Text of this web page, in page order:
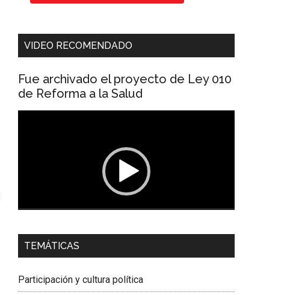
VIDEO RECOMENDADO
Fue archivado el proyecto de Ley 010
de Reforma a la Salud
Dra. Carolina Corcho Mejía,
Latinoamericana Sur, Vicepresidenta Federación
TEMÁTICAS
Participación y cultura política